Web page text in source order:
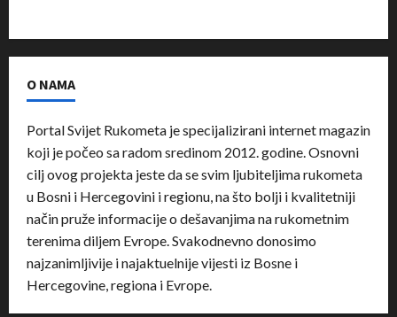
O NAMA
Portal Svijet Rukometa je specijalizirani internet magazin
koji je počeo sa radom sredinom 2012. godine. Osnovni
cilj ovog projekta jeste da se svim ljubiteljima rukometa
u Bosni i Hercegovini i regionu, na što bolji i kvalitetniji
način pruže informacije o dešavanjima na rukometnim
terenima diljem Evrope. Svakodnevno donosimo
najzanimljivije i najaktuelnije vijesti iz Bosne i
Hercegovine, regiona i Evrope.